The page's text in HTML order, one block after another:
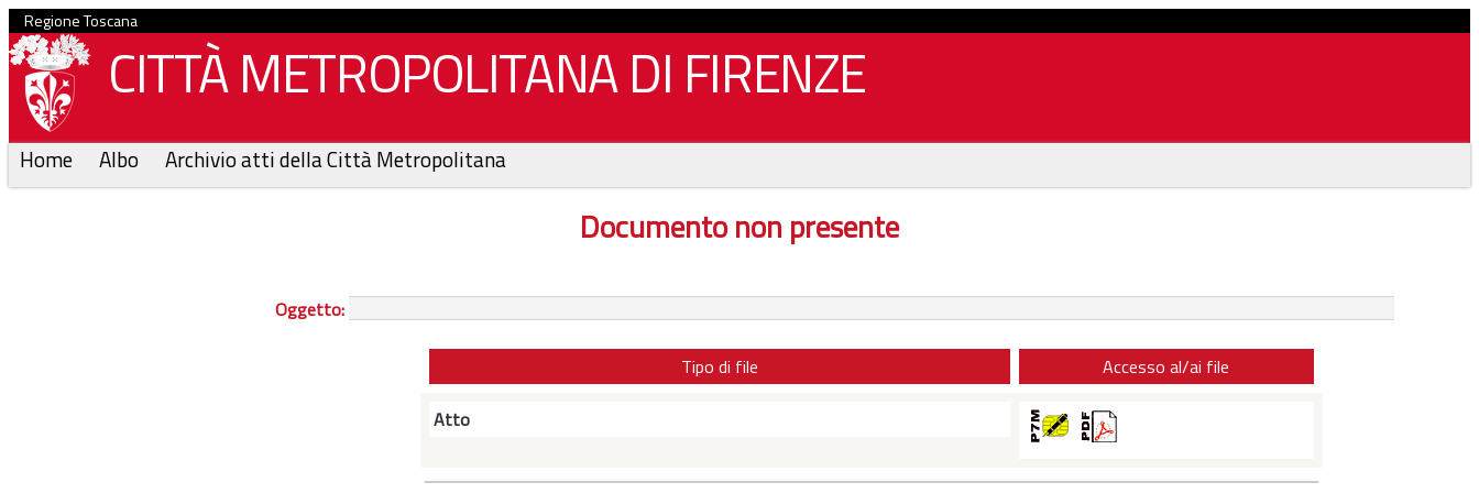
Regione Toscana
CITTÀ METROPOLITANA DI FIRENZE
Home Albo Archivio atti della Città Metropolitana
Documento non presente
Oggetto:
Tipo di file
Accesso al/ai file
Atto